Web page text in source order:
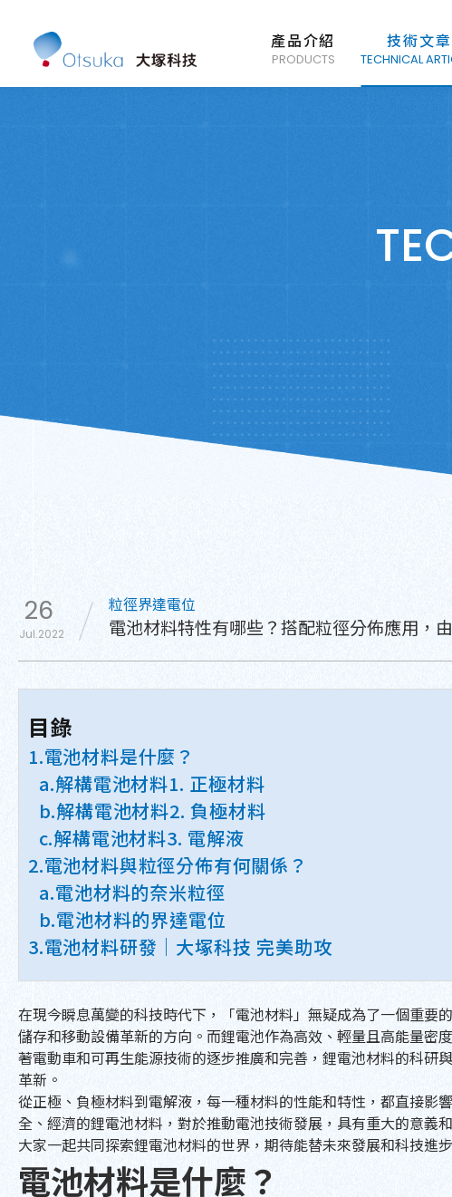
產品介紹
PRODUCTS
技術文章
TECHNICAL
26
Jul.2022
粒徑界達電位
電池材料特性有哪些？搭配粒徑分佈應用，
目錄
1.電池材料是什麼？
a.解構電池材料1. 正極材料
b.解構電池材料2. 負極材料
c.解構電池材料3. 電解液
2.電池材料與粒徑分佈有何關係？
a.電池材料的奈米粒徑
b.電池材料的界達電位
3.電池材料研發｜大塚科技 完美助攻
在現今瞬息萬變的科技時代下，「電池材料」無疑成為了一個重要
儲存和移動設備革新的方向。而鋰電池作為高效、輕量且高能量密
著電動車和可再生能源技術的逐步推廣和完善，鋰電池材料的科研
革新。
從正極、負極材料到電解液，每一種材料的性能和特性，都直接影
全、經濟的鋰電池材料，對於推動電池技術發展，具有重大的意義
大家一起共同探索鋰電池材料的世界，期待能替未來發展和科技進
電池材料是什麼？